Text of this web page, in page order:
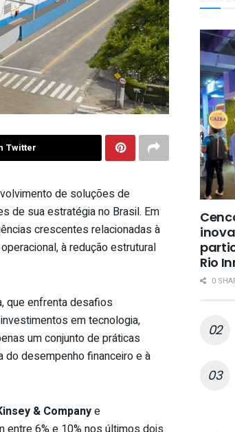
Twitter
de soluções de
de sua estratégia no Brasil. Em
crescentes relacionadas à
à redução estrutural
que enfrenta desafios
em tecnologia,
um conjunto de práticas
do desempenho financeiro e à
& Companye
Rio
0